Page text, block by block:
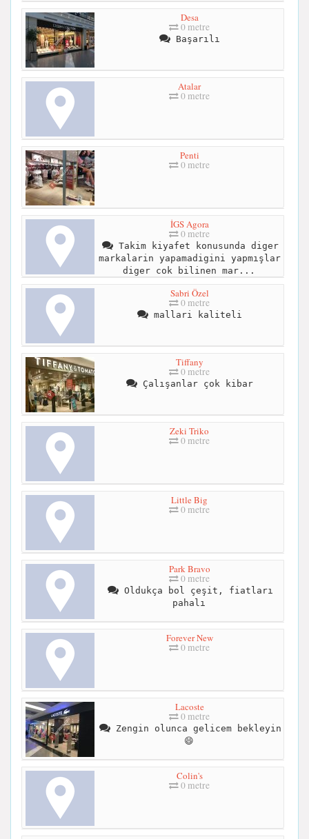
Desa
0 metre
Başarılı
Atalar
0 metre
Penti
0 metre
İGS Agora
0 metre
Takim kiyafet konusunda diger
markalarin yapamadigini yapmışlar
diger cok bilinen mar...
Sabri Özel
0 metre
mallari kaliteli
Tiffany
0 metre
Çalışanlar çok kibar
Zeki Triko
0 metre
Little Big
0 metre
Park Bravo
0 metre
Oldukça bol çeşit, fiatları
pahalı
Forever New
0 metre
Lacoste
0 metre
Zengin olunca gelicem bekleyin
😄
Colin's
0 metre